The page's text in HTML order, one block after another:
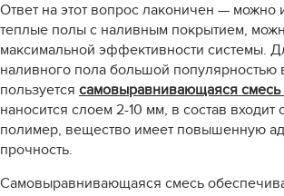
Ответ на этот вопрос лаконичен — можно
теплые полы с наливным покрытием,
максимальной эффективности системы.
наливного пола большой популярностью
пользуется самовыравнивающаяся смесь
наносится слоем 2-10 мм, в состав входит
полимер, вещество имеет повышенную
прочность.
Самовыравнивающаяся смесь